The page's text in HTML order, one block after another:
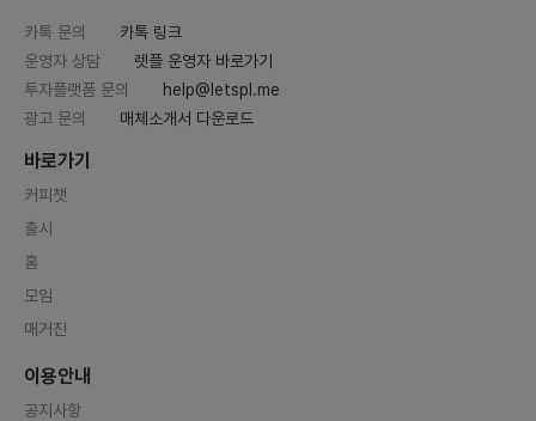
카톡 문의
카톡 링크
운영자 상담
렛플 운영자 바로가기
투자플랫폼 문의
help@letspl.me
광고 문의
매체소개서 다운로드
바로가기
커피챗
출시
홈
모임
매거진
이용안내
공지사항